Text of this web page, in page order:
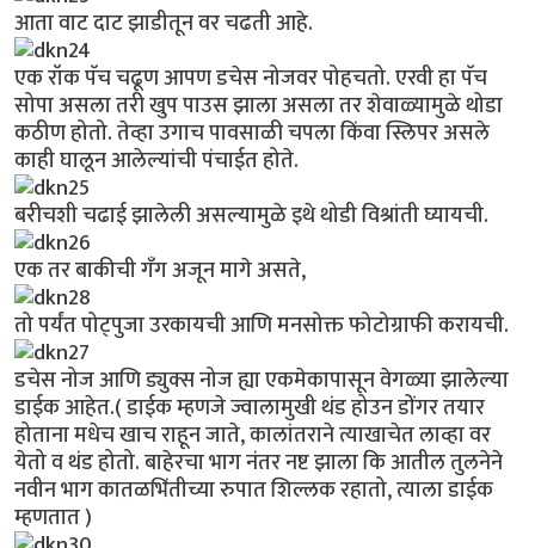
आता वाट दाट झाडीतून वर चढती आहे.
एक रॉक पॅच चढूण आपण डचेस नोजवर पोहचतो. एरवी हा पॅच
सोपा असला तरी खुप पाउस झाला असला तर शेवाळ्यामुळे थोडा
कठीण होतो. तेव्हा उगाच पावसाळी चपला किंवा स्लिपर असले
काही घालून आलेल्यांची पंचाईत होते.
बरीचशी चढाई झालेली असल्यामुळे इथे थोडी विश्रांती घ्यायची.
एक तर बाकीची गँग अजून मागे असते,
तो पर्यंत पोट्पुजा उरकायची आणि मनसोक्त फोटोग्राफी करायची.
डचेस नोज आणि ड्युक्स नोज ह्या एकमेकापासून वेगळ्या झालेल्या
डाईक आहेत.( डाईक म्हणजे ज्वालामुखी थंड होउन डोंगर तयार
होताना मधेच खाच राहून जाते, कालांतराने त्याखाचेत लाव्हा वर
येतो व थंड होतो. बाहेरचा भाग नंतर नष्ट झाला कि आतील तुलनेने
नवीन भाग कातळभिंतीच्या रुपात शिल्लक रहातो, त्याला डाईक
म्हणतात )